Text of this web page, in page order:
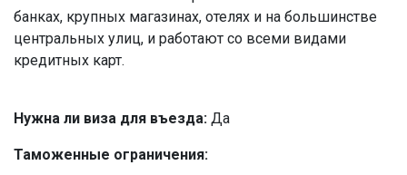
банках, крупных магазинах, отелях и на большинстве
центральных улиц, и работают со всеми видами
кредитных карт.
Нужна ли виза для въезда: Да
Таможенные ограничения: